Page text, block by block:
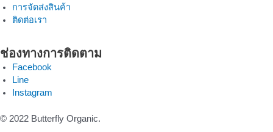
การจัดส่งสินค้า
ติดต่อเรา
ช่องทางการติดตาม
Facebook
Line
Instagram
© 2022 Butterfly Organic.